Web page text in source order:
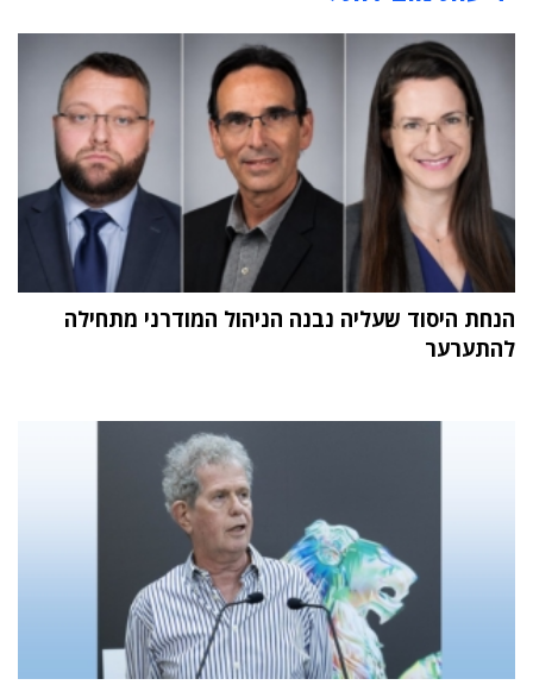
הנחת היסוד שעליה נבנה הניהול המודרני מתחילה
להתערער